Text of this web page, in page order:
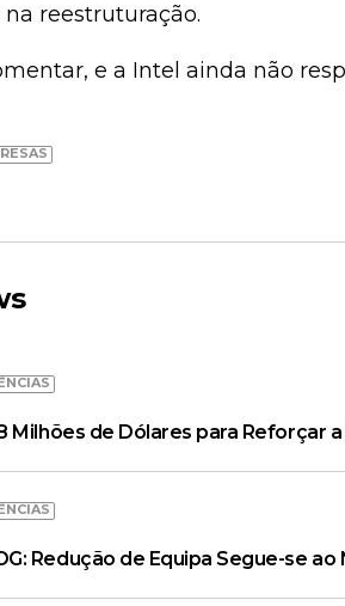
reestruturação.
e a Intel ainda não
Milhões de Dólares para Reforçar
Redução de Equipa Segue-se ao